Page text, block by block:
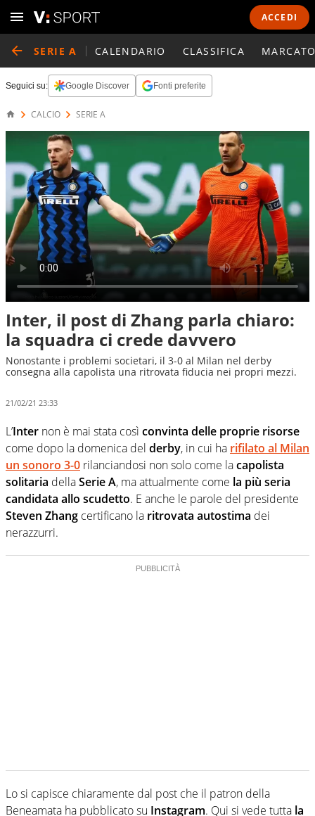
ACCEDI
SERIE A CALENDARIO CLASSIFICA
Seguici su: Google Discover Fonti preferite
CALCIO SERIE A
Inter, il post di Zhang parla chiaro:
la squadra ci crede davvero
Nonostante i problemi societari, il 3-0 al Milan nel derby
consegna alla capolista una ritrovata fiducia nei propri mezzi.
21/02/21 23:33
L’Inter non è mai stata così convinta delle proprie risorse
come dopo la domenica del derby, in cui ha rifilato al Milan
un sonoro 3-0 rilanciandosi non solo come lacapolista
solitaria dellaSerie A, ma attualmente come la più seria
candidata allo scudetto. E anche le parole del presidente
Steven Zhang certificano la ritrovata autostima dei
nerazzurri.
Lo si capisce chiaramente dal post che il patron della
Beneamata ha pubblicato su Instagram. Qui si vede tutta la